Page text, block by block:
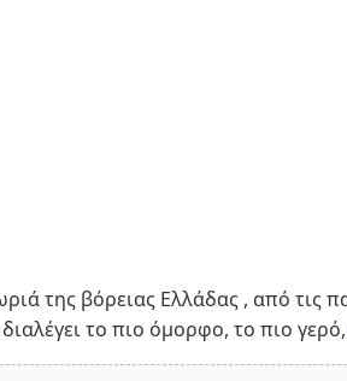
της βόρειας Ελλάδας , από τις
το πιο όμορφο, το πιο γερό,